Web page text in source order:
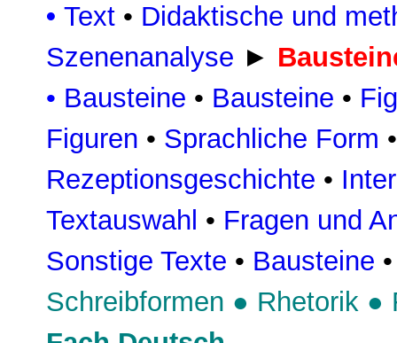
• Text • Didaktische und
Szenenanalyse ►
• Bausteine • Bausteine •
Figuren • Sprachliche Form
Rezeptionsgeschichte •
Textauswahl • Fragen und
Sonstige Texte • Bausteine
Schreibformen ● Rhetorik ●